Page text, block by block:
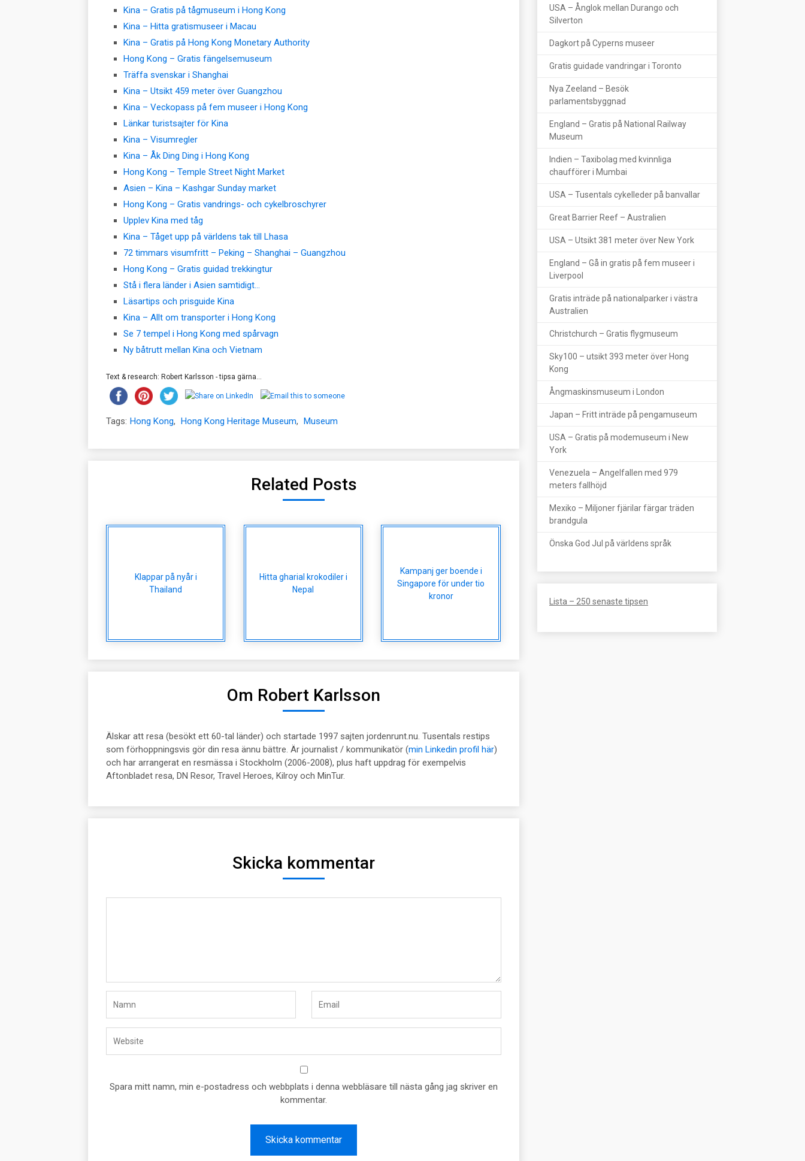
Kina – Gratis på tågmuseum i Hong Kong
Kina – Hitta gratismuseer i Macau
Kina – Gratis på Hong Kong Monetary Authority
Hong Kong – Gratis fängelsemuseum
Träffa svenskar i Shanghai
Kina – Utsikt 459 meter över Guangzhou
Kina – Veckopass på fem museer i Hong Kong
Länkar turistsajter för Kina
Kina – Visumregler
Kina – Åk Ding Ding i Hong Kong
Hong Kong – Temple Street Night Market
Asien – Kina – Kashgar Sunday market
Hong Kong – Gratis vandrings- och cykelbroschyrer
Upplev Kina med tåg
Kina – Tåget upp på världens tak till Lhasa
72 timmars visumfritt – Peking – Shanghai – Guangzhou
Hong Kong – Gratis guidad trekkingtur
Stå i flera länder i Asien samtidigt…
Läsartips och prisguide Kina
Kina – Allt om transporter i Hong Kong
Se 7 tempel i Hong Kong med spårvagn
Ny båtrutt mellan Kina och Vietnam
Text & research: Robert Karlsson - tipsa gärna...
Tags: Hong Kong, Hong Kong Heritage Museum, Museum
Related Posts
Klappar på nyår i
Thailand
Hitta gharial krokodiler i
Nepal
Kampanj ger boende i
Singapore för under tio
kronor
Om Robert Karlsson
Älskar att resa (besökt ett 60-tal länder) och startade 1997 sajten jordenrunt.nu. Tusentals restips
som förhoppningsvis gör din resa ännu bättre. Är journalist / kommunikatör (min Linkedin profil här)
och har arrangerat en resmässa i Stockholm (2006-2008), plus haft uppdrag för exempelvis
Aftonbladet resa, DN Resor, Travel Heroes, Kilroy och MinTur.
Skicka kommentar
Spara mitt namn, min e-postadress och webbplats i denna webbläsare till nästa gång jag skriver en
kommentar.
USA – Ånglok mellan Durango och
Silverton
Dagkort på Cyperns museer
Gratis guidade vandringar i Toronto
Nya Zeeland – Besök
parlamentsbyggnad
England – Gratis på National Railway
Museum
Indien – Taxibolag med kvinnliga
chaufförer i Mumbai
USA – Tusentals cykelleder på banvallar
Great Barrier Reef – Australien
USA – Utsikt 381 meter över New York
England – Gå in gratis på fem museer i
Liverpool
Gratis inträde på nationalparker i västra
Australien
Christchurch – Gratis flygmuseum
Sky100 – utsikt 393 meter över Hong
Kong
Ångmaskinsmuseum i London
Japan – Fritt inträde på pengamuseum
USA – Gratis på modemuseum i New
York
Venezuela – Angelfallen med 979
meters fallhöjd
Mexiko – Miljoner fjärilar färgar träden
brandgula
Önska God Jul på världens språk
Lista – 250 senaste tipsen